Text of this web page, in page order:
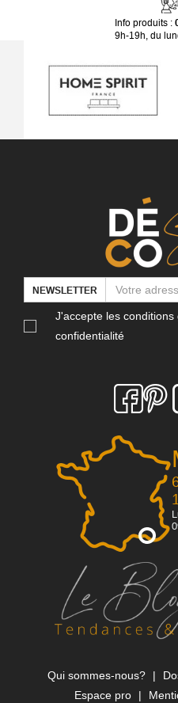
Info produits :
9h-19h, du
NEWSLETTER
J'accepte les
confidentialité
Qui sommes-nous?
Espace pro